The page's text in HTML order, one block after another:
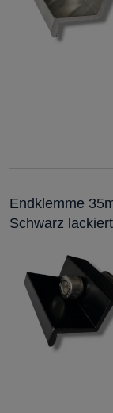
Endklemme
Schwarz lackiert